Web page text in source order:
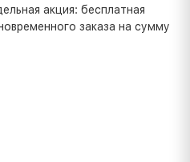
акция: бесплатная
заказа на сумму